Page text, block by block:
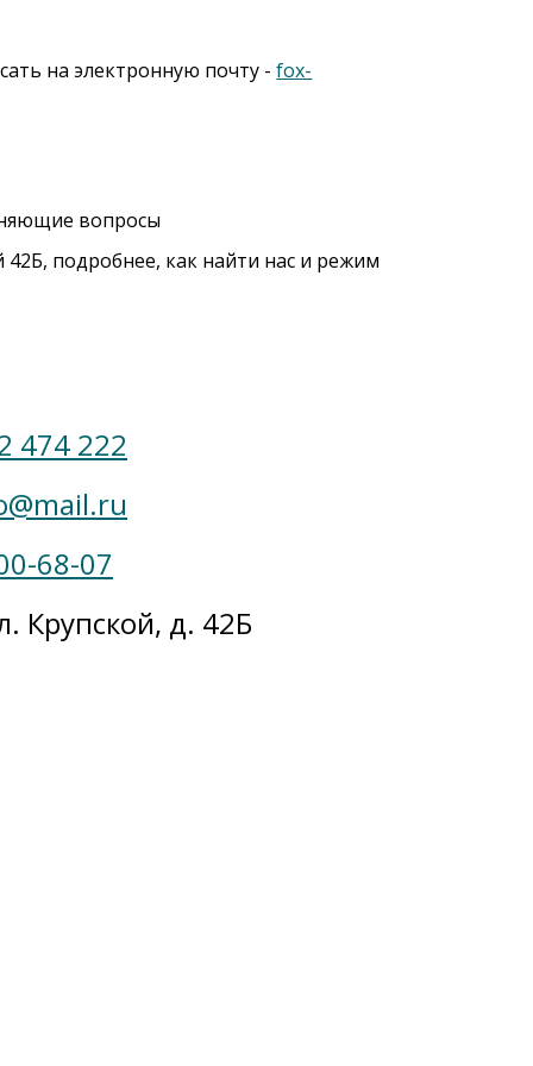
на электронную почту -fox-
вопросы
подробнее, как найти нас и режим
474 222
68-07
Крупской, д. 42Б